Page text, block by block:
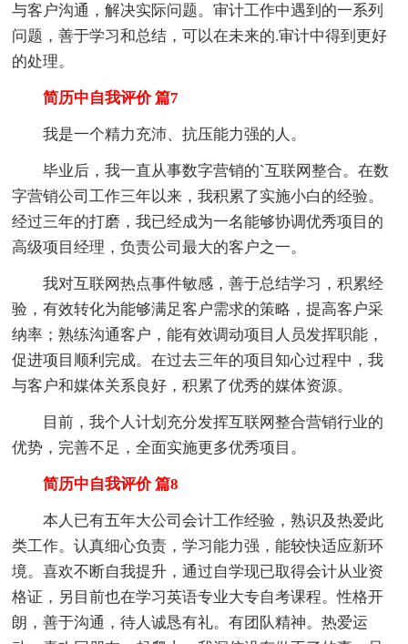
与客户沟通，解决实际问题。审计工作中遇到的一系列
问题，善于学习和总结，可以在未来的.审计中得到更好
的处理。
简历中自我评价 篇7
我是一个精力充沛、抗压能力强的人。
毕业后，我一直从事数字营销的`互联网整合。在数
字营销公司工作三年以来，我积累了实施小白的经验。
经过三年的打磨，我已经成为一名能够协调优秀项目的
高级项目经理，负责公司最大的客户之一。
我对互联网热点事件敏感，善于总结学习，积累经
验，有效转化为能够满足客户需求的策略，提高客户采
纳率；熟练沟通客户，能有效调动项目人员发挥职能，
促进项目顺利完成。在过去三年的项目知心过程中，我
与客户和媒体关系良好，积累了优秀的媒体资源。
目前，我个人计划充分发挥互联网整合营销行业的
优势，完善不足，全面实施更多优秀项目。
简历中自我评价 篇8
本人已有五年大公司会计工作经验，熟识及热爱此
类工作。认真细心负责，学习能力强，能较快适应新环
境。喜欢不断自我提升，通过自学现已取得会计从业资
格证，另目前也在学习英语专业大专自考课程。性格开
朗，善于沟通，待人诚恳有礼。有团队精神。热爱运